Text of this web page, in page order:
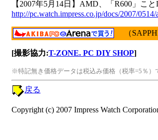
【2007年5月14日】AMD、「R600」こ
http://pc.watch.impress.co.jp/docs/2007/0514/
（
[撮影協力:T-ZONE. PC DIY SHOP]
※特記無き価格データは税込み価格（税率=5％）
戻る
Copyright (c) 2007 Impress Watch